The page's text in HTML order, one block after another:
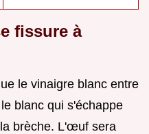
fissure à
le vinaigre blanc entre
blanc qui s'échappe
brèche. L'œuf sera